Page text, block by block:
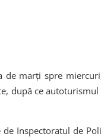
de marți spre
după ce
Inspectoratul de